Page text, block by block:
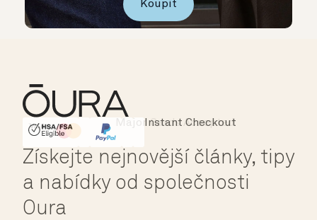
Koupit
HSA/FSA Eligible
Affirm
Instant Checkout
Získejte nejnovější články, tipy
a nabídky od společnosti
Oura